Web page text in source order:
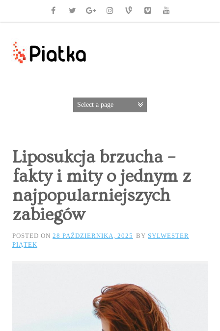
Liposukcja brzucha –
fakty i mity o jednym z
najpopularniejszych
zabiegów
POSTED ON 28 PAŹDZIERNIKA, 2025 BY SYLWESTER
PIĄTEK